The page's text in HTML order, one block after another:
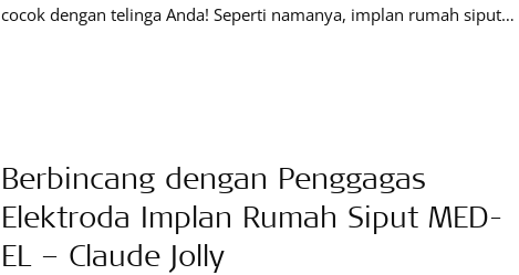
cocok dengan telinga Anda! Seperti namanya, implan rumah siput
Berbincang dengan Penggagas
Elektroda Implan Rumah Siput MED-
EL – Claude Jolly